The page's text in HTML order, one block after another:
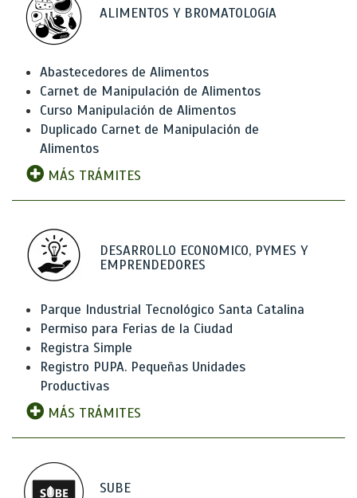
ALIMENTOS Y BROMATOLOGíA
Abastecedores de Alimentos
Carnet de Manipulación de Alimentos
Curso Manipulación de Alimentos
Duplicado Carnet de Manipulación de
Alimentos
MÁS TRÁMITES
DESARROLLO ECONOMICO, PYMES Y
EMPRENDEDORES
Parque Industrial Tecnológico Santa Catalina
Permiso para Ferias de la Ciudad
Registra Simple
Registro PUPA. Pequeñas Unidades
Productivas
MÁS TRÁMITES
SUBE